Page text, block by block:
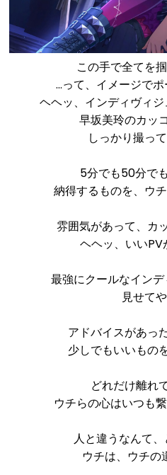
この手で全てを
…って、イメージで
ヘヘッ、インディヴィジ
早坂美玲のカッ
しっかり撮っ
5分でも50分で
納得するものを、ウ
雰囲気があって、カ
ヘヘッ、いいPV
最強にクールなインデ
見せて
アドバイスがあっ
少しでもいいもの
どれだけ離れ
ウチらの心はいつも
人と違うなんて、
ウチは、ウチの